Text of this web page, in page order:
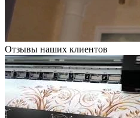
Отзывы наших клиентов